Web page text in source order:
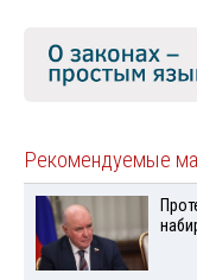
Рекомендуемые